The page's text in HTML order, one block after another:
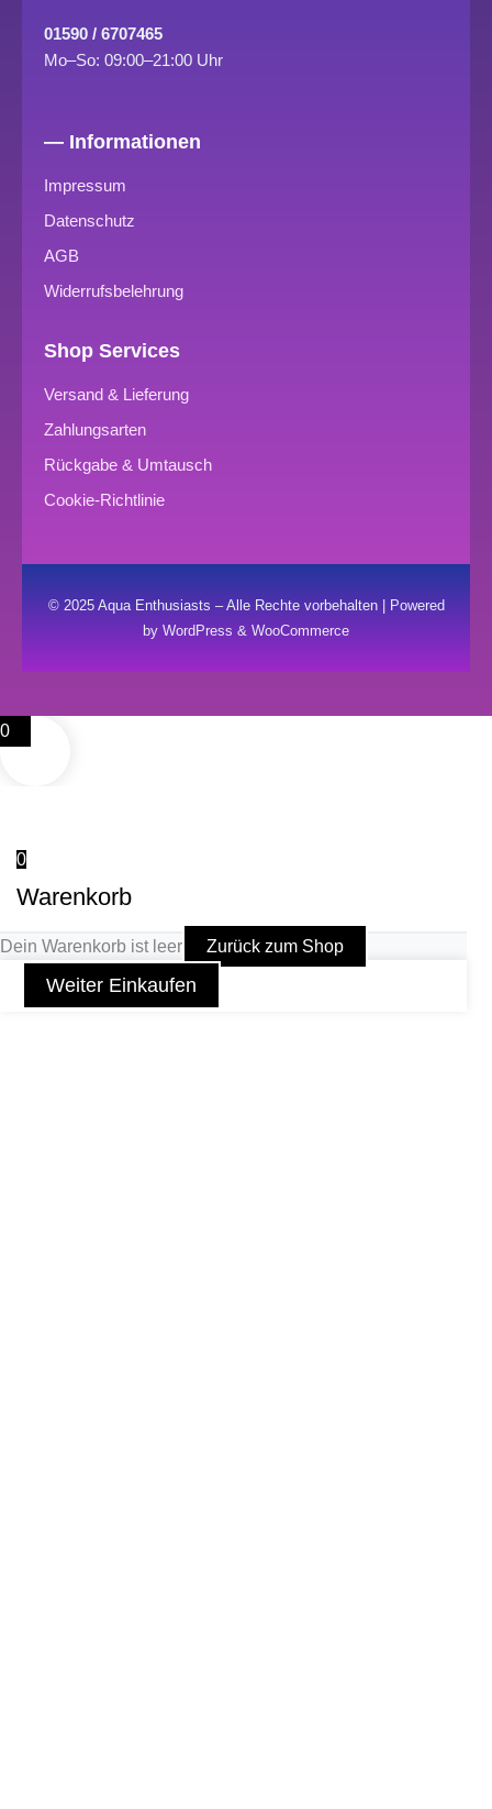
01590 / 6707465
Mo–So: 09:00–21:00 Uhr
— Informationen
Impressum
Datenschutz
AGB
Widerrufsbelehrung
Shop Services
Versand & Lieferung
Zahlungsarten
Rückgabe & Umtausch
Cookie-Richtlinie
© 2025 Aqua Enthusiasts – Alle Rechte vorbehalten | Powered
by WordPress & WooCommerce
0
0
Warenkorb
Dein Warenkorb ist leer Zurück zum Shop
Weiter Einkaufen